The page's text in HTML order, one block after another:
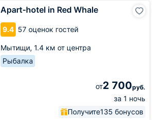
Apart-hotel in Red Whale
9.4 57 оценок гостей
Мытищи, 1.4 км от центра
Рыбалка
от2 700руб.
за 1 ночь
Получите135 бонусов